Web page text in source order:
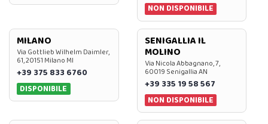
NON DISPONIBILE
MILANO
Via Gottlieb Wilhelm Daimler,
61, 20151 Milano MI
+39 375 833 6760
DISPONIBILE
SENIGALLIA IL
MOLINO
Via Nicola Abbagnano, 7,
60019 Senigallia AN
+39 335 19 58 567
NON DISPONIBILE